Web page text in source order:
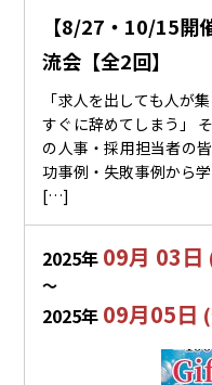
【8/27・10/15開
流会【全2回】
「求人を出しても人が
すぐに辞めてしまう」
の人事・採用担当者の
功事例・失敗事例から
[…]
2025年 09月 03日
〜
2025年 09月05日